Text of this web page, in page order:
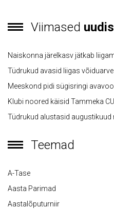
Viimased
Naiskonna järelkasv jätkab
Tüdrukud avasid liigas võiduarve
Meeskond pidi sügisringi
Klubi noored käisid Tammeka
Tüdrukud alustasid augustikuud
Teemad
A-Tase
Aasta Parimad
Aastalõputurniir